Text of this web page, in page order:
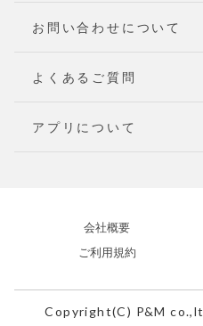
お問い合わせについて
よくあるご質問
アプリについて
会社概要
ご利用規約
Copyright(C) P&M